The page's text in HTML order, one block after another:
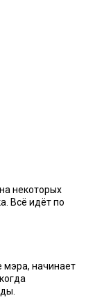
некоторых
Всё идёт по
начинает